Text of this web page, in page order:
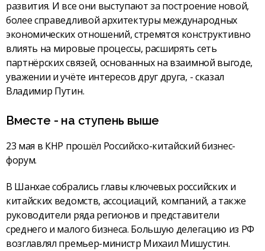
развития. И все они выступают за построение новой,
более справедливой архитектуры международных
экономических отношений, стремятся конструктивно
влиять на мировые процессы, расширять сеть
партнёрских связей, основанных на взаимной выгоде,
уважении и учёте интересов друг друга, - сказал
Владимир Путин.
Вместе - на ступень выше
23 мая в КНР прошёл Российско-китайский бизнес-
форум.
В Шанхае собрались главы ключевых российских и
китайских ведомств, ассоциаций, компаний, а также
руководители ряда регионов и представители
среднего и малого бизнеса. Большую делегацию из РФ
возглавлял премьер-министр Михаил Мишустин.